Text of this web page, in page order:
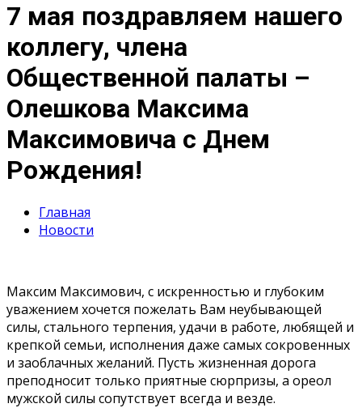
7 мая поздравляем нашего
коллегу, члена
Общественной палаты –
Олешкова Максима
Максимовича с Днем
Рождения!
Главная
Новости
Максим Максимович, с искренностью и глубоким
уважением хочется пожелать Вам неубывающей
силы, стального терпения, удачи в работе, любящей и
крепкой семьи, исполнения даже самых сокровенных
и заоблачных желаний. Пусть жизненная дорога
преподносит только приятные сюрпризы, а ореол
мужской силы сопутствует всегда и везде.